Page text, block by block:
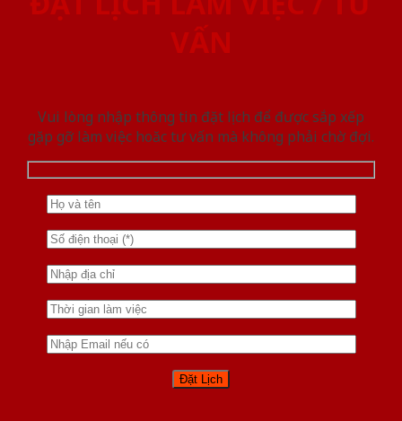
VẤN
Vui lòng nhập thông tin đặt lịch để được sắp xếp
gặp gỡ làm việc hoăc tư vấn mà không phải chờ đợi.